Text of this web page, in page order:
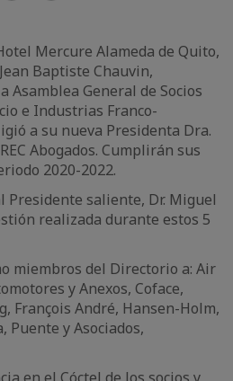
Mercure Alameda de Quito,
Baptiste Chauvin,
Asamblea General de Socios
e Industrias Franco-
a su nueva Presidenta Dra.
Abogados. Cumplirán sus
2020-2022.
Presidente saliente, Dr. Miguel
realizada durante estos 5
miembros del Directorio a: Air
y Anexos, Coface,
François André, Hansen-Holm,
Puente y Asociados,